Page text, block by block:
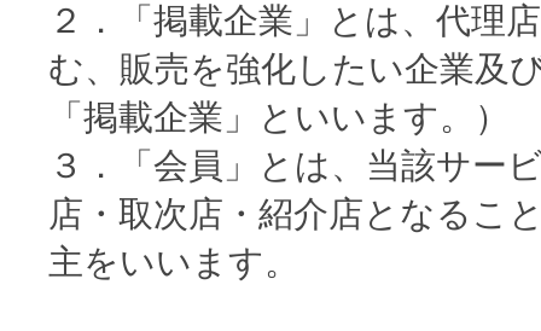
２．「掲載企業」とは、代理
む、販売を強化したい企業及
「掲載企業」といいます。）
３．「会員」とは、当該サー
店・取次店・紹介店となるこ
主をいいます。